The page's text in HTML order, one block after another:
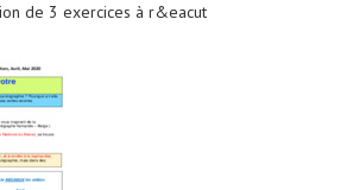
de 3 exercices à r&eacut